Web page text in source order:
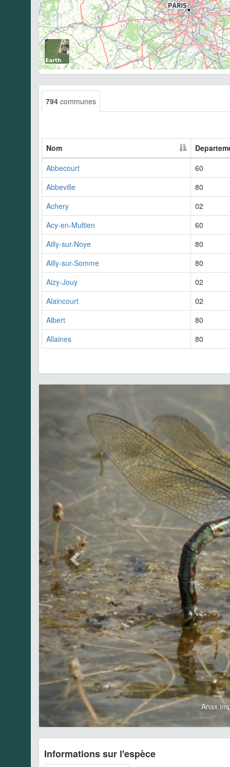
794 communes
Nom
Abbecourt
60
Abbeville
80
Achery
02
Acy-en-Multien
60
Ailly-sur-Noye
80
Ailly-sur-Somme
80
Aizy-Jouy
02
Alaincourt
02
Albert
80
Allaines
80
Anax
Informations sur l'espèce